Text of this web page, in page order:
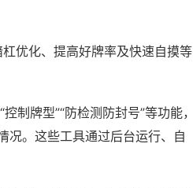
优化、提高好牌率及快速自摸等
制牌型”“防检测防封号”等功能，
况。这些工具通过后台运行、自